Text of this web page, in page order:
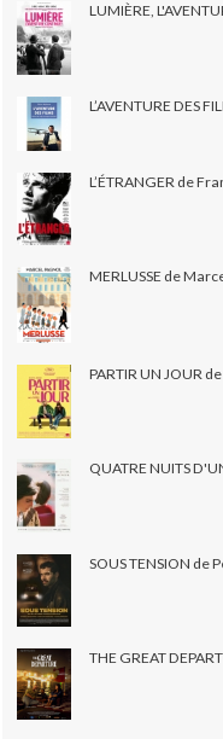
LUMIÈRE,
L’AVENTURE DES
L’ÉTRANGER de
MERLUSSE de
PARTIR UN JOUR
QUATRE NUITS
SOUS TENSION de
THE GREAT